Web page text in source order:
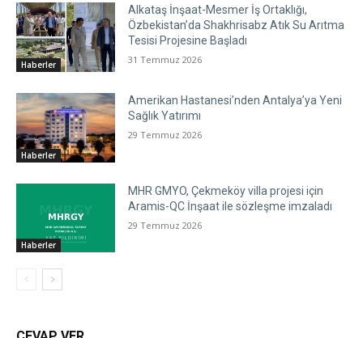
Haberler
Alkataş İnşaat-Mesmer İş Ortaklığı,
Özbekistan’da Shakhrisabz Atık Su Arıtma
Tesisi Projesine Başladı
31 Temmuz 2026
Haberler
Amerikan Hastanesi’nden Antalya’ya Yeni
Sağlık Yatırımı
29 Temmuz 2026
Haberler
MHR GMYO, Çekmeköy villa projesi için
Aramis-QC İnşaat ile sözleşme imzaladı
29 Temmuz 2026